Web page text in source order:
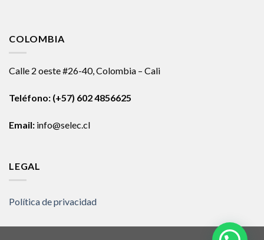
COLOMBIA
Calle 2 oeste #26-40, Colombia – Cali
Teléfono: (+57) 602 4856625
Email: info@selec.cl
LEGAL
Política de privacidad